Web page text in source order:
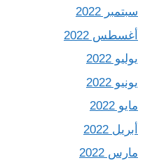
سبتمبر 2022
أغسطس 2022
يوليو 2022
يونيو 2022
مايو 2022
أبريل 2022
مارس 2022